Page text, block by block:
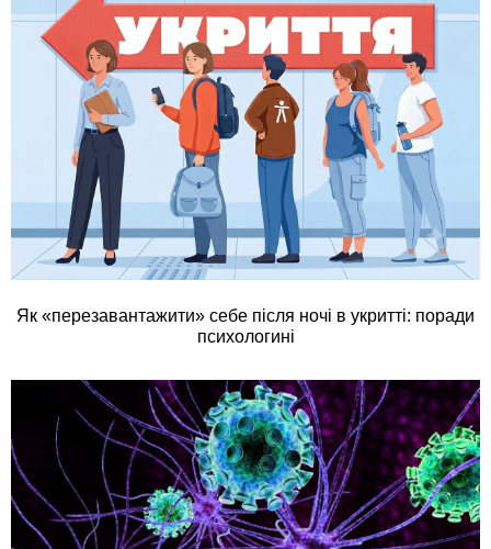
Як «перезавантажити» себе після ночі в укритті: поради
психологині